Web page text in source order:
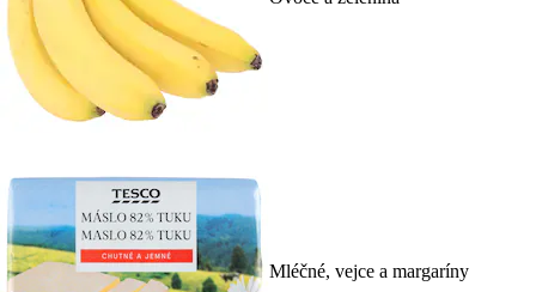
Mléčné, vejce a margaríny